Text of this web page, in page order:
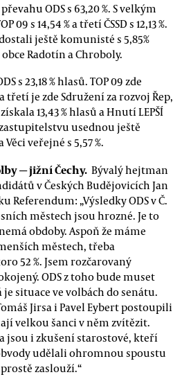
ODS s 63,20 %. S velkým
09 s 14,54 % a třetí ČSSD s 12,13 %.
ještě komunisté s 5,85%
Radotín a Chroboly.
s 23,18 % hlasů. TOP 09 zde
třetí je zde Sdružení za rozvoj Řep,
získala 13,43 % hlasů a Hnutí LEPŠÍ
zastupitelstvu usednou ještě
Věci veřejné s 5,57 %.
— jižní Čechy. Bývalý hejtman
v Českých Budějovicích Jan
Referendum: „Výsledky ODS v Č.
městech jsou hrozné. Je to
obdoby. Aspoň že máme
městech, třeba
52 %. Jsem rozčarovaný
ODS z toho bude muset
situace ve volbách do senátu.
Jirsa i Pavel Eybert postoupili
velkou šanci v něm zvítězit.
jsou i zkušení starostové, kteří
udělali ohromnou spoustu
zaslouží.“